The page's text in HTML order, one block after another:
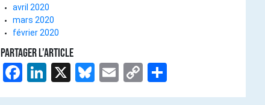
avril 2020
mars 2020
février 2020
Partager l’article
Facebook
LinkedIn
X Bluesky
Email
Copy
Link